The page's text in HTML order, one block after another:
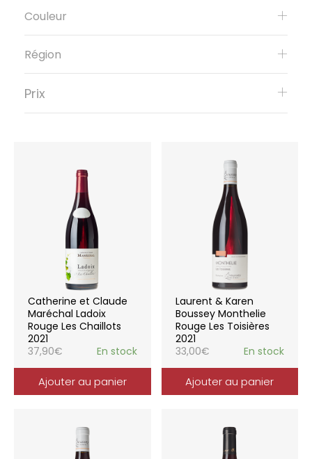
Catherine et Claude
Maréchal Ladoix
Rouge Les Chaillots
2021
37,90€ En stock
Ajouter au panier
Laurent & Karen
Boussey Monthelie
Rouge Les Toisières
2021
33,00€ En stock
Ajouter au panier
Couleur
Région
Prix